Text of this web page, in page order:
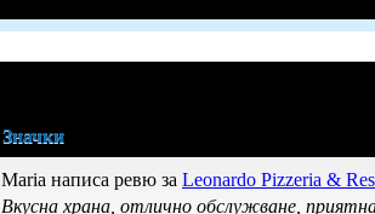
Значки
Maria написа ревю за Leonardo Pizzeria &
Вкусна храна, отлично обслужване,